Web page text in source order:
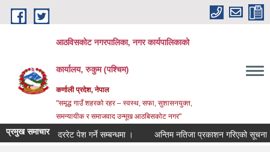
Skip to main content
आठविसकोट नगरपालिका, नगर कार्यपालिकाको
कार्यालय, रुकुम (पश्चिम)
कर्णाली प्रदेश, नेपाल
"समृद्ध गाउँ शहरको रहर – स्वस्थ, सफा, सुशासनयुक्त,
समन्यायीक र समाजवाद उन्मूख आठबिसकोट नगर"
प्रमुख समाचारदररेट पेश गर्ने सम्बन्धमा । अन्तिम नतिजा प्रकाशन गरिएको सूचना ।